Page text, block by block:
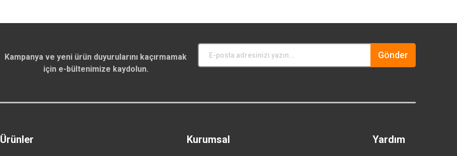
Kampanya ve yeni ürün duyurularını kaçırmamak
için e-bültenimize kaydolun.
Gönder
Ürünler Kurumsal Yardım